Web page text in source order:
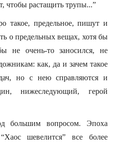
чтобы растащить трупы...”
такое, предельное, пишут и
о предельных вещах, хотя бы
не очень-то заносился, не
как, да и зачем такое
но с нею справляются и
нижеследующий, герой
большим вопросом. Эпоха
шевелится” все более